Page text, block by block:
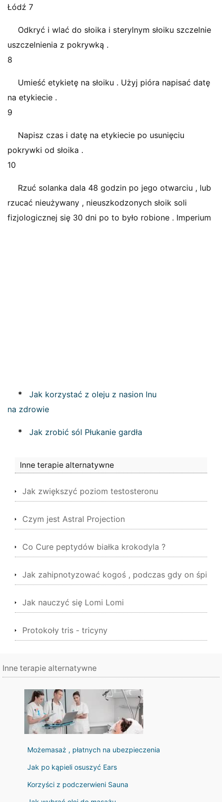
Łódź 7
Odkryć i wlać do słoika i sterylnym słoiku szczelnie
uszczelnienia z pokrywką .
8
Umieść etykietę na słoiku . Użyj pióra napisać datę
na etykiecie .
9
Napisz czas i datę na etykiecie po usunięciu
pokrywki od słoika .
10
Rzuć solanka dala 48 godzin po jego otwarciu , lub
rzucać nieużywany , nieuszkodzonych słoik soli
fizjologicznej się 30 dni po to było robione . Imperium
*
Jak korzystać z oleju z nasion lnu
na zdrowie
* Jak zrobić sól Płukanie gardła
Inne terapie alternatywne
Jak zwiększyć poziom testosteronu
Czym jest Astral Projection
Co Cure peptydów białka krokodyla ?
Jak zahipnotyzować kogoś , podczas gdy on śpi
Jak nauczyć się Lomi Lomi
Protokoły tris - tricyny
Inne terapie alternatywne
Możemasaż , płatnych na ubezpieczenia
Jak po kąpieli osuszyć Ears
Korzyści z podczerwieni Sauna